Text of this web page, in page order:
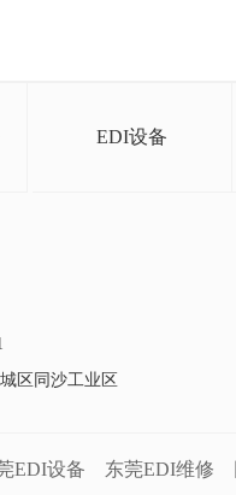
EDI设备
区同沙工业区
EDI设备 东莞EDI维修